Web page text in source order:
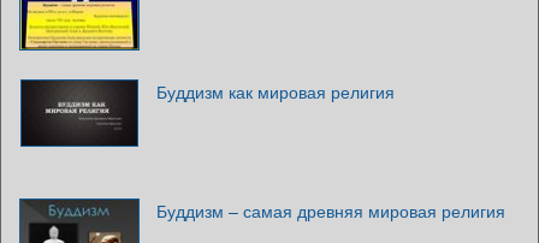
Буддизм как мировая религия
Буддизм – самая древняя мировая религия